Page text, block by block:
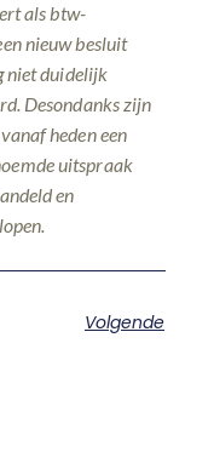
als btw-
nieuw besluit
niet duidelijk
Desondanks zijn
heden een
uitspraak
en
Volgende